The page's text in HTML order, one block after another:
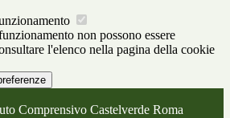
non possono essere
l'elenco nella pagina della cookie
Comprensivo Castelverde Roma